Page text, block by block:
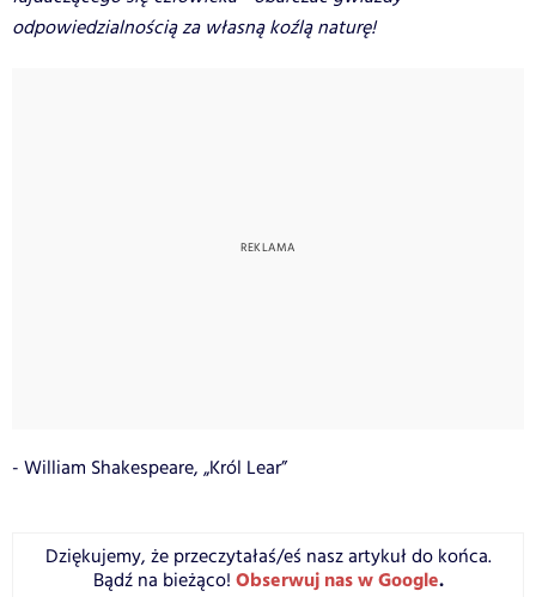
odpowiedzialnością za własną koźlą naturę!
- William Shakespeare, „Król Lear”
Dziękujemy, że przeczytałaś/eś nasz artykuł do końca.
Bądź na bieżąco! Obserwuj nas w Google.